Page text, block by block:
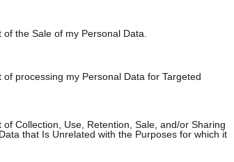
the Sale of my Personal Data.
of processing my Personal Data for Targeted
of Collection, Use, Retention, Sale, and/or Sharing
that Is Unrelated with the Purposes for which it